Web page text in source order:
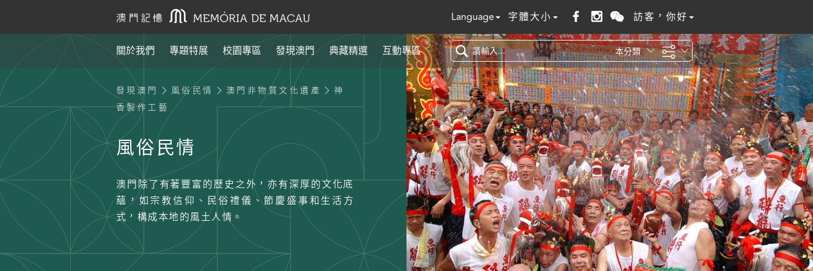
Language 字體大小 訪客，你好
關於我們 專題特展 校園專區 發現澳門 典藏精選 互動專區 本分類
全站
發現澳門 風俗民情 澳門非物質文化遺產
神
香製作工藝
風俗民情
澳門除了有著豐富的歷史之外，亦有深厚的文化底
蘊，如宗教信仰、民俗禮儀、節慶盛事和生活方
式，構成本地的風土人情。